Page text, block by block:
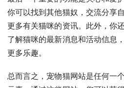
你可以找到其他猫奴，交流分享
更多有关猫咪的资讯。此外，你
了解猫咪的最新消息和活动信息
更多乐趣。
总而言之，宠物猫网站是任何一